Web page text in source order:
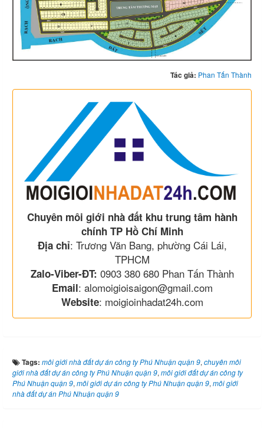
Tác giả: Phan Tấn Thành
Chuyên môi giới nhà đất khu trung tâm hành
chính TP Hồ Chí Minh
Địa chỉ: Trương Văn Bang, phường Cái Lái,
TPHCM
Zalo-Viber-ĐT: 0903 380 680 Phan Tấn Thành
Email: alomoigioisaigon@gmail.com
Website: moigioinhadat24h.com
Tags: môi giới nhà đất dự án công ty Phú Nhuận quận 9,chuyên môi
giới nhà đất dự án công ty Phú Nhuận quận 9,môi giới đất dự án công ty
Phú Nhuận quận 9,môi giới dự án công ty Phú Nhuận quận 9,môi giới
nhà đất dự án Phú Nhuận quận 9